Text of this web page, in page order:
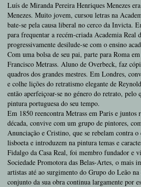
Luís de Miranda Pereira Henriques Menezes
Menezes. Muito jovem, cursou letras na
bate-se pela causa liberal no cerco da Invicta.
para frequentar a recém-criada Academia Real
progressivamente desilude-se com o ensino
Com uma bolsa de seu pai, parte para Roma
Francisco Metrass. Aluno de Overbeck, faz
quadros dos grandes mestres. Em Londres,
e colhe lições do retratismo elegante de
então aperfeiçoar-se no género do retrato, pelo
pintura portuguesa do seu tempo.
Em 1850 reencontra Metrass em Paris e juntos
década, convive com um grupo de pintores,
Anunciação e Cristino, que se rebelam contra o
lisboeta e introduzem na pintura temas e
Fidalgo da Casa Real, foi membro fundador e
Sociedade Promotora das Belas-Artes, o mais
artistas até ao surgimento do Grupo do Leão
conjunto da sua obra continua largamente por